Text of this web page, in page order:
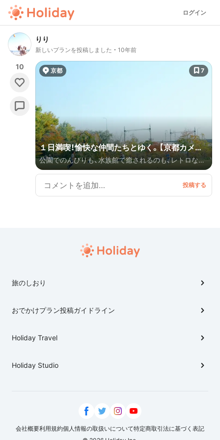
ログイン
りり
新しいプランを投稿しました 10年前
10 京都 7
１日満喫！愉快な仲間たちとゆく。【京都カメラ
旅】
公園でのんびりも、水族館で癒されるのも、レトロな場
所で昔を感じるのも全部詰め込んだ１日満喫プラン 🌟
旅のしおり
おでかけプラン投稿ガイドライン
Holiday Travel
Holiday Studio
会社概要利用規約個人情報の取扱いについて特定商取引法に基づく表記